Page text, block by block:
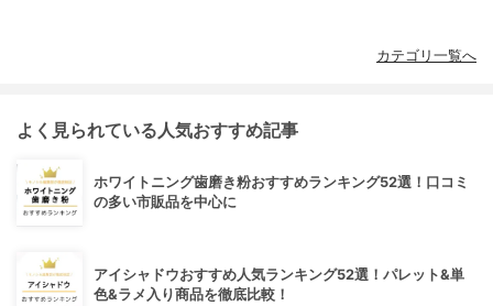
カテゴリ一覧へ
よく見られている人気おすすめ記事
ホワイトニング歯磨き粉おすすめランキング52選！口コミ
の多い市販品を中心に
アイシャドウおすすめ人気ランキング52選！パレット&単
色&ラメ入り商品を徹底比較！